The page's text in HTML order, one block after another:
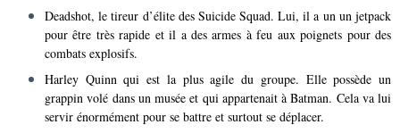
Deadshot, le tireur d’élite des Suicide Squad. Lui, il a un un jetpack
pour être très rapide et il a des armes à feu aux poignets pour des
combats explosifs.
Harley Quinn qui est la plus agile du groupe. Elle possède un
grappin volé dans un musée et qui appartenait à Batman. Cela va lui
servir énormément pour se battre et surtout se déplacer.